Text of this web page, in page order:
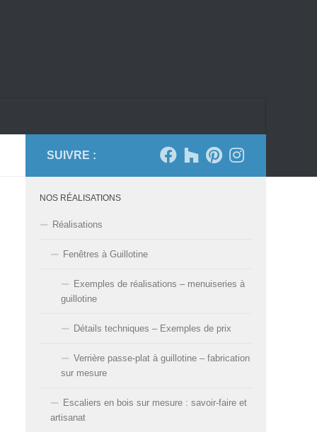
SUIVRE :
NOS RÉALISATIONS
Réalisations
Fenêtres à Guillotine
Exemples de réalisations – menuiseries à
guillotine
Détails techniques – Exemples de prix
Verrière passe-plat à guillotine – fabrication
sur mesure
Escaliers en bois sur mesure : savoir-faire et
artisanat